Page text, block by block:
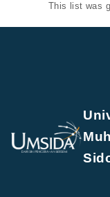
This list was